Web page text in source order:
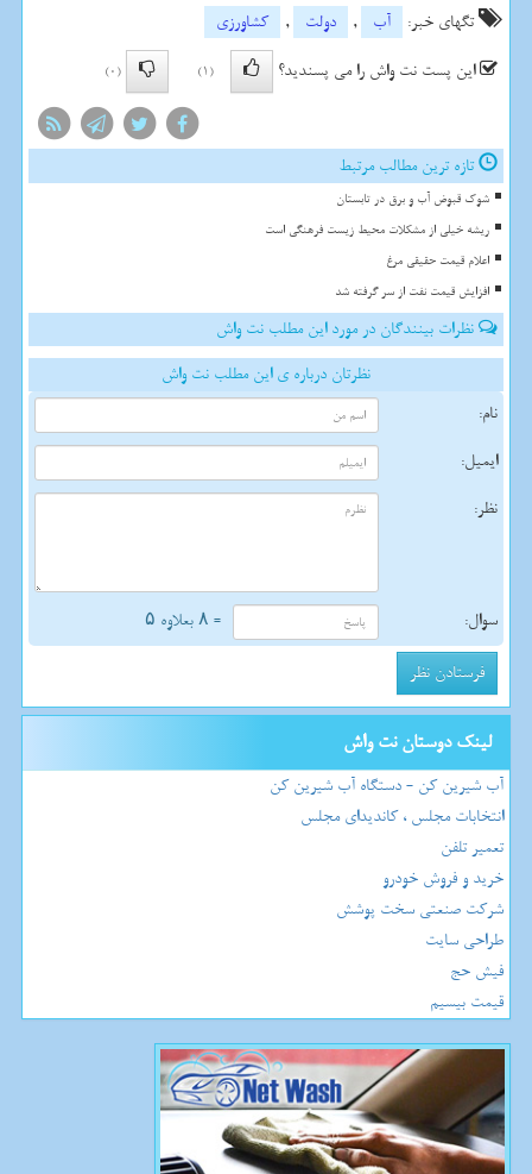
تگهای خبر:
آب , دولت ,
كشاورزی
این پست نت واش را می پسندید؟
(1)
(0)
تازه ترین مطالب مرتبط
شوک قبوض آب و برق در تابستان
ریشه خیلی از مشکلات محیط زیست فرهنگی است
اعلام قیمت حقیقی مرغ
افزایش قیمت نفت از سر گرفته شد
نظرات بینندگان در مورد این مطلب نت واش
نظرتان درباره ی این مطلب نت واش
نام:
ایمیل:
نظر:
سوال: = ۸ بعلاوه ۵
لینک دوستان نت واش
آب شیرین کن - دستگاه آب شیرین کن
انتخابات مجلس ، کاندیدای مجلس
تعمیر تلفن
خرید و فروش خودرو
شرکت صنعتی سخت پوشش
طراحی سایت
فیش حج
قیمت بیسیم